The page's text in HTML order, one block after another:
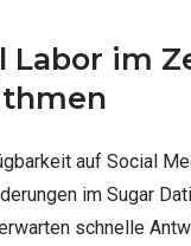
Labor im
auf Social
im Sugar
schnelle